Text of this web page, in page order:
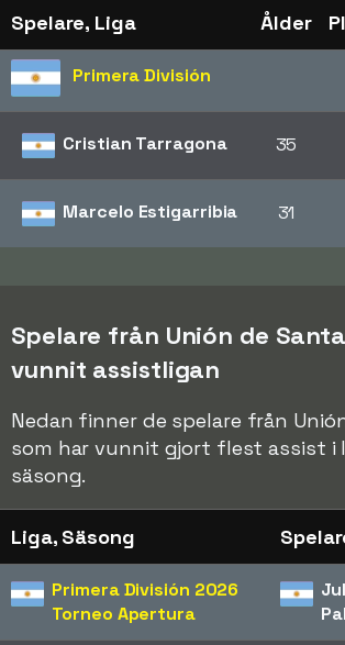
Spelare, Liga Ålder
Primera División
Cristian Tarragona 35
Marcelo Estigarribia 31
Spelare från Unión de
vunnit assistligan
Nedan finner de spelare från
som har vunnit gjort flest assist i
säsong.
Liga, Säsong
Primera División 2026
Torneo Apertura